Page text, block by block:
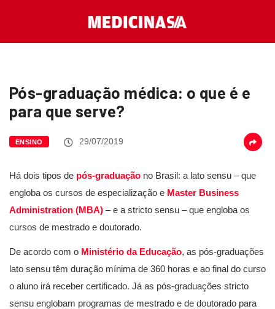
Pós-graduação médica: o que é e
para que serve?
ENSINO 29/07/2019
Há dois tipos de pós-graduação no Brasil: a lato sensu – que
engloba os cursos de especialização e Master Business
Administration (MBA) – e a stricto sensu – que engloba os
cursos de mestrado e doutorado.
De acordo com o Ministério da Educação, as pós-graduações
lato sensu têm duração mínima de 360 horas e ao final do curso
o aluno irá receber certificado. Já as pós-graduações stricto
sensu englobam programas de mestrado e de doutorado para